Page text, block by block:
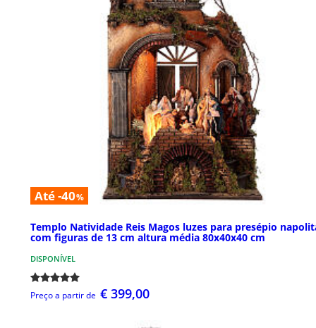
Até -40%
Templo Natividade Reis Magos luzes para presépio
com figuras de 13 cm altura média 80x40x40 cm
DISPONÍVEL
Preço a partir de € 399,00